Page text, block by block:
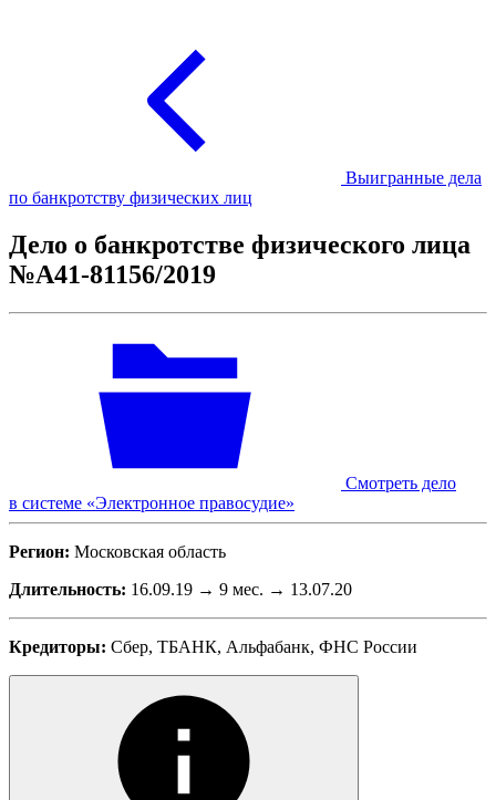
Выигранные дела
по банкротству физических лиц
Дело о банкротстве физического лица
№А41-81156/2019
Смотреть дело
в системе «Электронное правосудие»
Регион: Московская область
Длительность: 16.09.19 → 9 мес. → 13.07.20
Кредиторы: Сбер, ТБАНК, Альфабанк, ФНС России